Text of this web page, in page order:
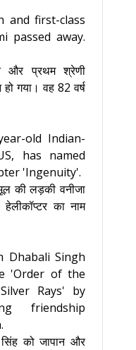
and first-class
passed away.
और प्रथम श्रेणी
गया। वह 82 वर्ष
old Indian-
has named
'Ingenuity'.
की लड़की वनीजा
का नाम
Dhabali Singh
'Order of the
Rays' by
friendship
को जापान और